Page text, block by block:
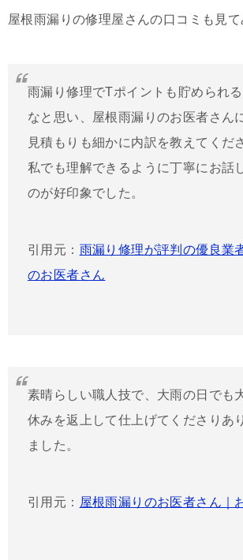
屋根雨漏りの修理屋さんの口コミも見て
雨漏り修理でTポイントも貯められ
なと思い、屋根雨漏りのお医者さん
見積もりも細かに内訳を教えてくだ
私でも理解できるように丁寧にお話
のが好印象でした。
引用元： 雨漏り修理が評判の優良業
のお医者さん
素晴らしい職人技で、大雨の日でも
休みを返上して仕上げてくださりあ
ました。
引用元： 屋根雨漏りのお医者さん｜